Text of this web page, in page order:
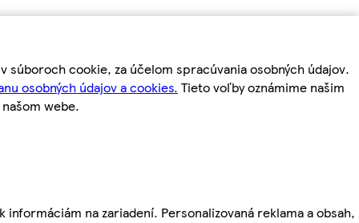
cookie, za účelom spracúvania osobných údajov.
osobných údajov a cookies. Tieto voľby oznámime našim
webe.
na zariadení. Personalizovaná reklama a obsah,